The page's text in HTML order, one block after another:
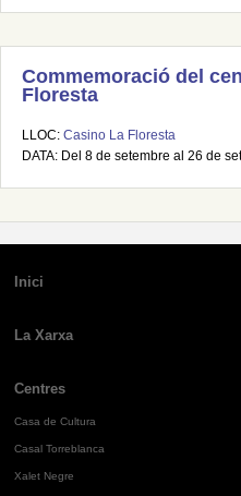
Commemoració del
Floresta
LLOC: Casino La Floresta
DATA: Del 8 de setembre al 26 de
Inici
La Xarxa
Centres
Casa de Cultura
Casal Torreblanca
Xalet Negre